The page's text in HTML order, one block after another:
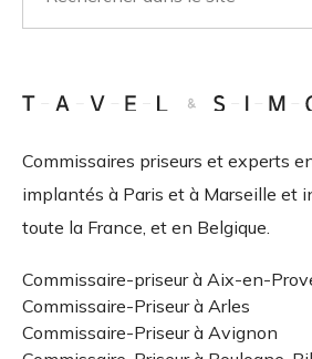
Commissaires priseurs et experts
implantés à Paris et à Marseille et
toute la France, et en Belgique.
Commissaire-priseur à Aix-en-
Commissaire-Priseur à Arles
Commissaire-Priseur à Avignon